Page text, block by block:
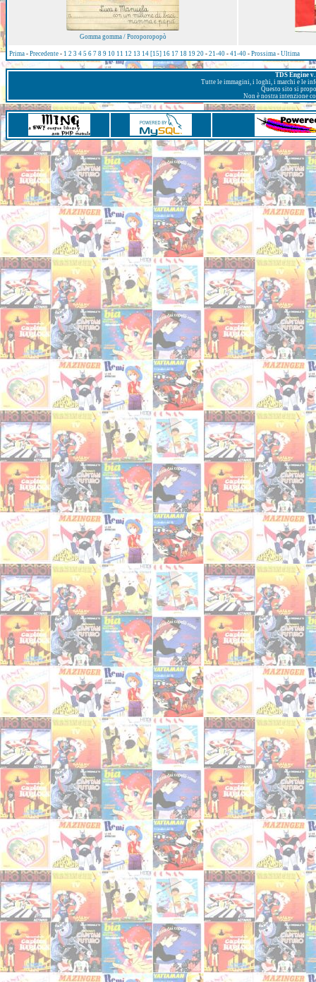
Gomma gomma / Poroporopopò
Prima - Precedente - 1 2 3 4 5 6 7 8 9 10 11 12 13 14 [15] 16 17 18 19 20 - 21-40 - 41-40 - Prossima - Ultima
TDS Engine
Tutte le immagini, i loghi, i marchi e le
Questo sito si
Non è nostra intenzione